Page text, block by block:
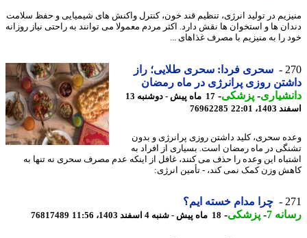
در تولید انرژی، تنظیم قند خون، کنترل واکنش های شیمیایی و حفظ سلامت
ها و استخوان ها نقش دارد. اکثر مردم معمولا می توانند به راحتی نیاز روزانه
را به منیزیم با مصرف غذاهای ...
سحری فردا: سحری طلایی؛ راز
روزی پرانرژی در ماه رمضان
- پزشکی-
17 ماه پیش - دوشنبه 13
22:01
76962285
سحری، کلید داشتن روزی پرانرژی و بدون
در ماه رمضان است. بسیاری از افراد به
این وعده را حذف می کنند، غافل از اینکه عدم مصرف سحری نه تنها به
وزن کمک نمی کند، - تأمین انرژی:
چرا مدام خسته ایم؟
7
-پزشکی-18 ماه پیش - شنبه 4 اسفند 1403، 11:56 76817489